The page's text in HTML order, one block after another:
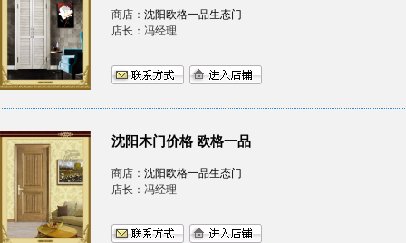
商店： 沈阳欧格一品生态门
店长：冯经理
沈阳木门价格 欧格一品
商店： 沈阳欧格一品生态门
店长：冯经理